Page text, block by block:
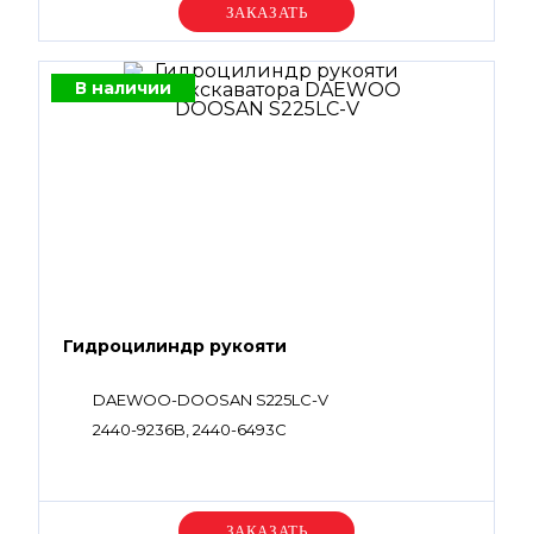
Уточняйте цену
В наличии
Гидроцилиндр рукояти
DAEWOO-DOOSAN S225LC-V
2440-9236B, 2440-6493C